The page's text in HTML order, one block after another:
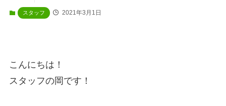
スタッフ 2021年3月1日
こんにちは！
スタッフの岡です！